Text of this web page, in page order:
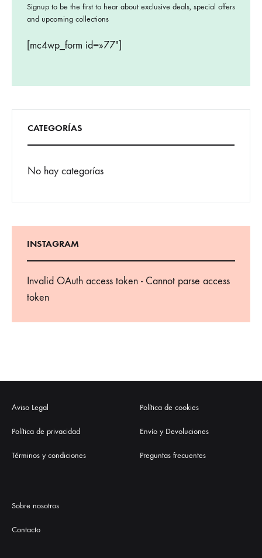
Signup to be the first to hear about exclusive deals, special offers
and upcoming collections
[mc4wp_form id=»77″]
CATEGORÍAS
No hay categorías
INSTAGRAM
Invalid OAuth access token - Cannot parse access
token
Aviso Legal
Política de privacidad
Términos y condiciones
Política de cookies
Envío y Devoluciones
Preguntas frecuentes
Sobre nosotros
Contacto